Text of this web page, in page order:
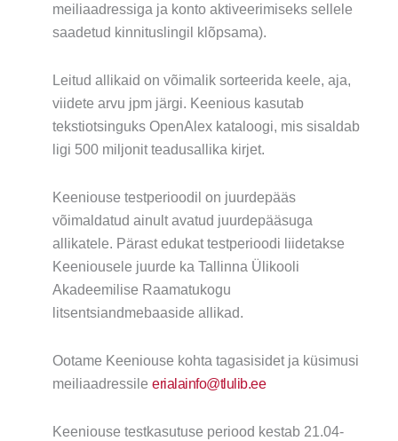
meiliaadressiga ja konto aktiveerimiseks sellele
saadetud kinnituslingil klõpsama).
Leitud allikaid on võimalik sorteerida keele, aja,
viidete arvu jpm järgi. Keenious kasutab
tekstiotsinguks OpenAlex kataloogi, mis sisaldab
ligi 500 miljonit teadusallika kirjet.
Keeniouse testperioodil on juurdepääs
võimaldatud ainult avatud juurdepääsuga
allikatele. Pärast edukat testperioodi liidetakse
Keeniousele juurde ka Tallinna Ülikooli
Akadeemilise Raamatukogu
litsentsiandmebaaside allikad.
Ootame Keeniouse kohta tagasisidet ja küsimusi
meiliaadressileerialainfo@tlulib.ee
Keeniouse testkasutuse periood kestab 21.04-